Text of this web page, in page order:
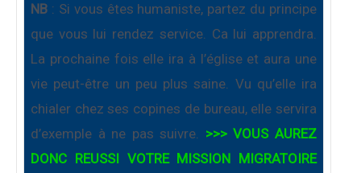
NB : Si vous êtes humaniste, partez du principe
que vous lui rendez service. Ca lui apprendra.
La prochaine fois elle ira à l’église et aura une
vie peut-être un peu plus saine. Vu qu’elle ira
chialer chez ses copines de bureau, elle servira
d’exemple à ne pas suivre. >>> VOUS AUREZ
DONC REUSSI VOTRE MISSION MIGRATOIRE